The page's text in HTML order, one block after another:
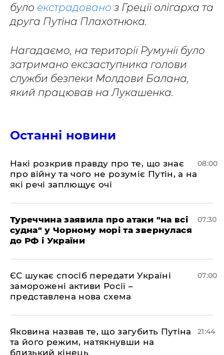
було екстрадовано з Греції олігарха та
друга Путіна Плахотнюка.
Нагадаємо, на території Румунії було
затримано ексзаступника голови
служби безпеки Молдови Балана,
який працював на Лукашенка.
Останні новини
Накі розкрив правду про те, що знає
про війну та чого не розуміє Путін, а на
які речі заплющує очі
08:00
Туреччина заявила про атаки "на всі
судна" у Чорному морі та звернулася
до РФ і України
07:30
ЄС шукає спосіб передати Україні
заморожені активи Росії –
представлена ​​нова схема
07:00
Яковина назвав те, що загубить Путіна
та його режим, натякнувши на
близький кінець
21:44